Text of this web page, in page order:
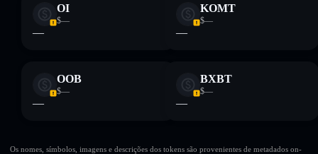
OI
$—
—
KOMT
$—
—
OOB
$—
—
BXBT
$—
—
Os nomes, símbolos, imagens e descrições dos tokens são provenientes de metadados on-